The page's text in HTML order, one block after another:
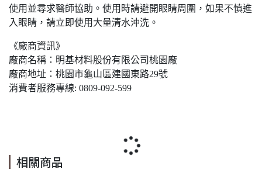
使用並尋求醫師協助。使用時請避開眼睛周圍，如果不慎進
入眼睛，請立即使用大量清水沖洗。
《廠商資訊》
廠商名稱：明基材料股份有限公司桃園廠
廠商地址：桃園市龜山區建國東路29號
消費者服務專線: 0809-092-599
相關商品